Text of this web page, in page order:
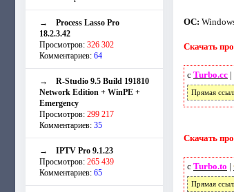
→ Process Lasso Pro
18.2.3.42
Просмотров: 326 302
Комментариев: 64
→ R-Studio 9.5 Build 191810
Network Edition + WinPE +
Emergency
Просмотров: 299 217
Комментариев: 35
→ IPTV Pro 9.1.23
Просмотров: 265 439
Комментариев: 65
ОС:
Скачать
с Turbo.cc|
Прямая
Скачать
с Turbo.to |
Прямая